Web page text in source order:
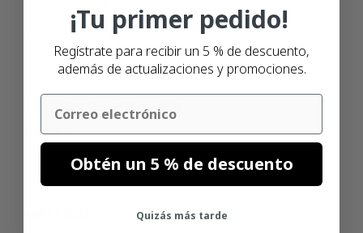
TÉCNICA DE IMPRESIÓN
INKJET
¡Tu primer pedido!
Regístrate para recibir un 5 % de descuento,
además de actualizaciones y promociones.
Email
Obtén un 5 % de descuento
Quizás más tarde